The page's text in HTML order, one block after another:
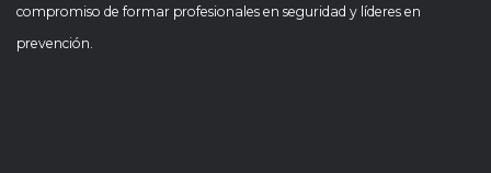
compromiso de formar profesionales en seguridad y líderes en
prevención.